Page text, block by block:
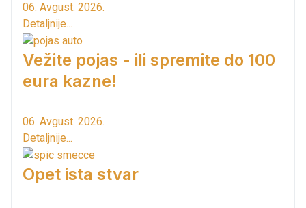
06. Avgust. 2026.
Detaljnije...
Vežite pojas - ili spremite do 100
eura kazne!
06. Avgust. 2026.
Detaljnije...
Opet ista stvar